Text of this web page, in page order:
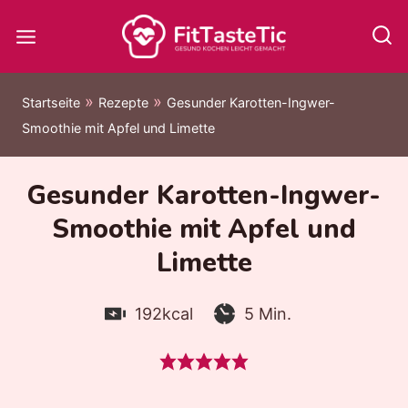
Inhalt
Startseite » Rezepte » Gesunder Karotten-Ingwer-
Smoothie mit Apfel und Limette
Gesunder Karotten-Ingwer-
Smoothie mit Apfel und
Limette
Kalorien:
192kcal Zubereitungszeit:
5 Minuten
Min.